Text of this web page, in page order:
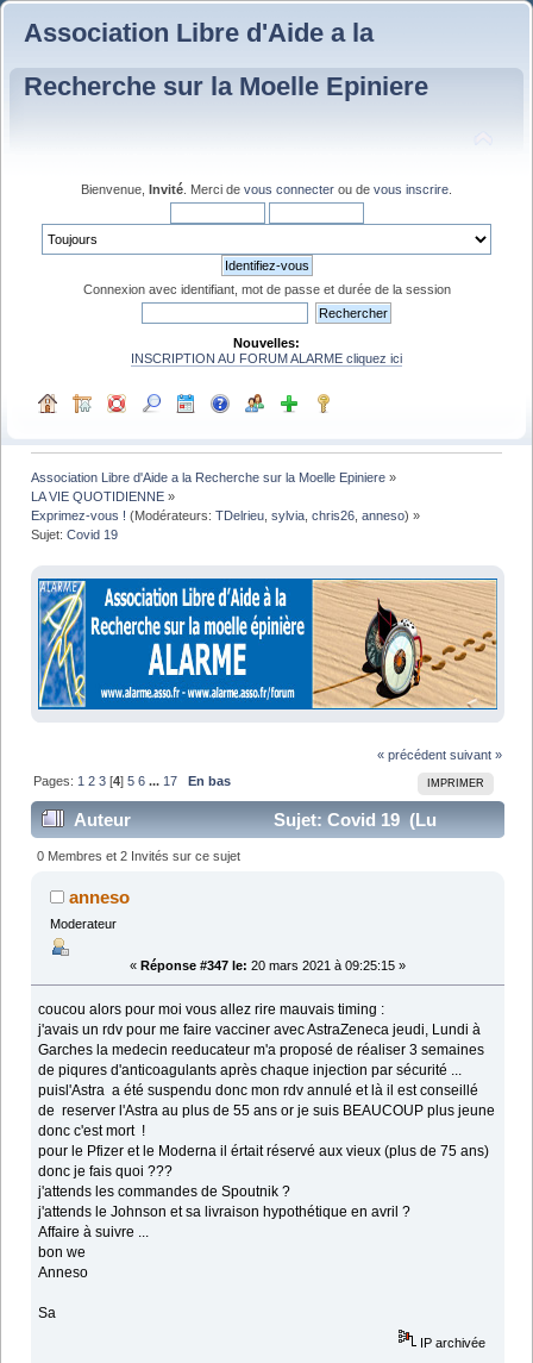
Association Libre d'Aide a la
Recherche sur la Moelle Epiniere
Bienvenue, Invité . Merci de vous connecter ou de vous inscrire
Connexion avec identifiant, mot de passe et durée de la session
Nouvelles:
INSCRIPTION AU FORUM ALARME cliquez ici
Association Libre d'Aide a la Recherche sur la Moelle Epiniere »
LA VIE QUOTIDIENNE »
Exprimez-vous ! (Modérateurs:TDelrieu ,sylvia ,chris26 ,anneso) »
Sujet:Covid 19
« précédent suivant »
IMPRIMER
Pages: 1 2 3 [4]5 6 ... 17 En bas
Auteur
Sujet: Covid 19 (Lu
246049 fois)
0 Membres et 2 Invités sur ce sujet
anneso
Moderateur
« Réponse #347 le: 20 mars 2021 à 09:25:15 »
coucou alors pour moi vous allez rire mauvais timing :
j'avais un rdv pour me faire vacciner avec AstraZeneca jeudi, Lundi à
Garches la medecin reeducateur m'a proposé de réaliser 3 semaines
de piqures d'anticoagulants après chaque injection par sécurité ...
puisl'Astra a été suspendu donc mon rdv annulé et là il est conseillé
de reserver l'Astra au plus de 55 ans or je suis BEAUCOUP plus jeune
donc c'est mort !
pour le Pfizer et le Moderna il értait réservé aux vieux (plus de 75 ans)
donc je fais quoi ???
j'attends les commandes de Spoutnik ?
j'attends le Johnson et sa livraison hypothétique en avril ?
Affaire à suivre ...
bon we
Anneso
Sa
IP archivée